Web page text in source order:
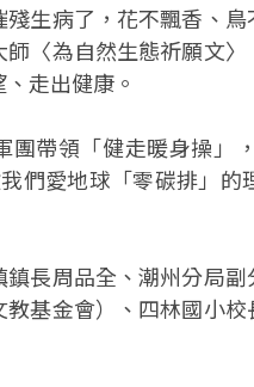
殘生病了，花不飄香、
〈為自然生態祈願文
走出健康。
團帶領「健走暖身操」
我們愛地球「零碳排」
長周品全、潮州分局
基金會）、四林國小